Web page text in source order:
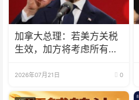
加拿大总理：若美方关税
生效，加方将考虑所有回
2026年07月21日 0